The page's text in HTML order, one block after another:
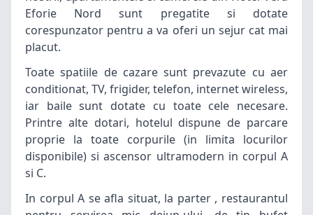
Eforie Nord sunt pregatite si dotate
corespunzator pentru a va oferi un sejur cat mai
placut.
Toate spatiile de cazaresunt prevazute cu aer
conditionat, TV, frigider, telefon, internet wireless,
iar baile sunt dotate cu toate cele necesare.
Printre alte dotari, hotelul dispune de parcare
proprie la toate corpurile (in limita locurilor
disponibile) si ascensor ultramodern in corpul A
si C.
In corpul A se afla situat, la parter , restaurantul